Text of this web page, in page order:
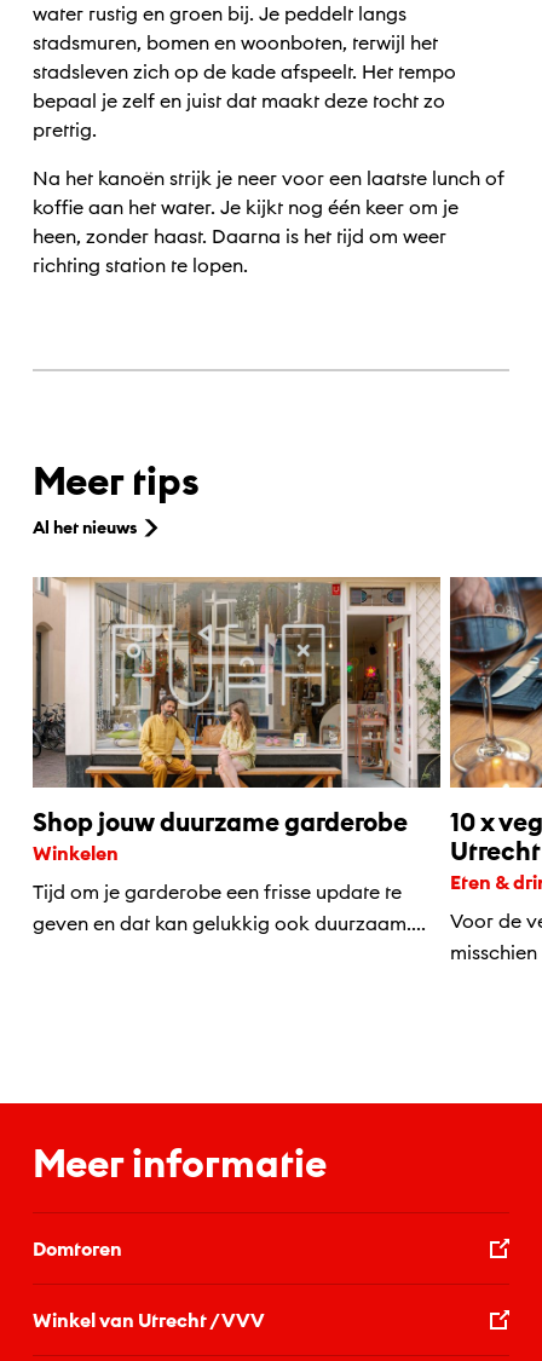
water rustig en groen bij. Je peddelt langs
stadsmuren, bomen en woonboten, terwijl het
stadsleven zich op de kade afspeelt. Het tempo
bepaal je zelf en juist dat maakt deze tocht zo
prettig.
Na het kanoën strijk je neer voor een laatste lunch of
koffie aan het water. Je kijkt nog één keer om je
heen, zonder haast. Daarna is het tijd om weer
richting station te lopen.
Meer tips
Al het nieuws
Shop jouw duurzame garderobe
Winkelen
Tijd om je garderobe een frisse update te
geven en dat kan gelukkig ook duurzaam....
10 x
Utrecht
Eten &
Voor de
Meer informatie
Domtoren
Winkel van Utrecht / VVV